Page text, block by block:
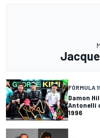
FÓRMULA 1
Damon
Antonelli
1996